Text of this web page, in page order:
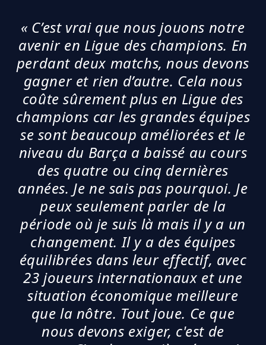
« C’est vrai que nous jouons notre
avenir en Ligue des champions. En
perdant deux matchs, nous devons
gagner et rien d’autre. Cela nous
coûte sûrement plus en Ligue des
champions car les grandes équipes
se sont beaucoup améliorées et le
niveau du Barça a baissé au cours
des quatre ou cinq dernières
années. Je ne sais pas pourquoi. Je
peux seulement parler de la
période où je suis là mais il y a un
changement. Il y a des équipes
équilibrées dans leur effectif, avec
23 joueurs internationaux et une
situation économique meilleure
que la nôtre. Tout joue. Ce que
nous devons exiger, c'est de